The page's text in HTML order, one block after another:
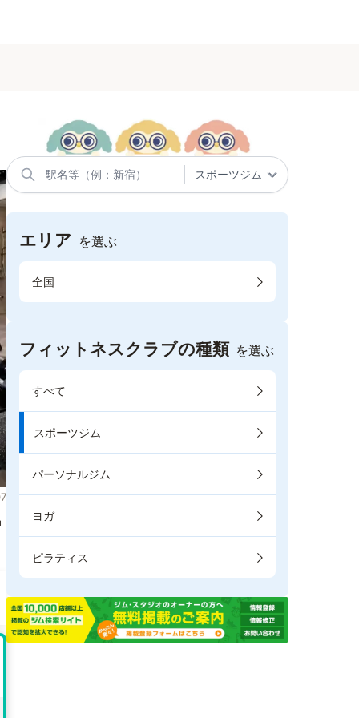
エリア を選ぶ
全国
フィットネスクラブの種類 を選ぶ
すべて
スポーツジム
パーソナルジム
ヨガ
ピラティス